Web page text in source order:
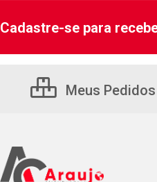
Cadastre-se para
Meus Pedidos